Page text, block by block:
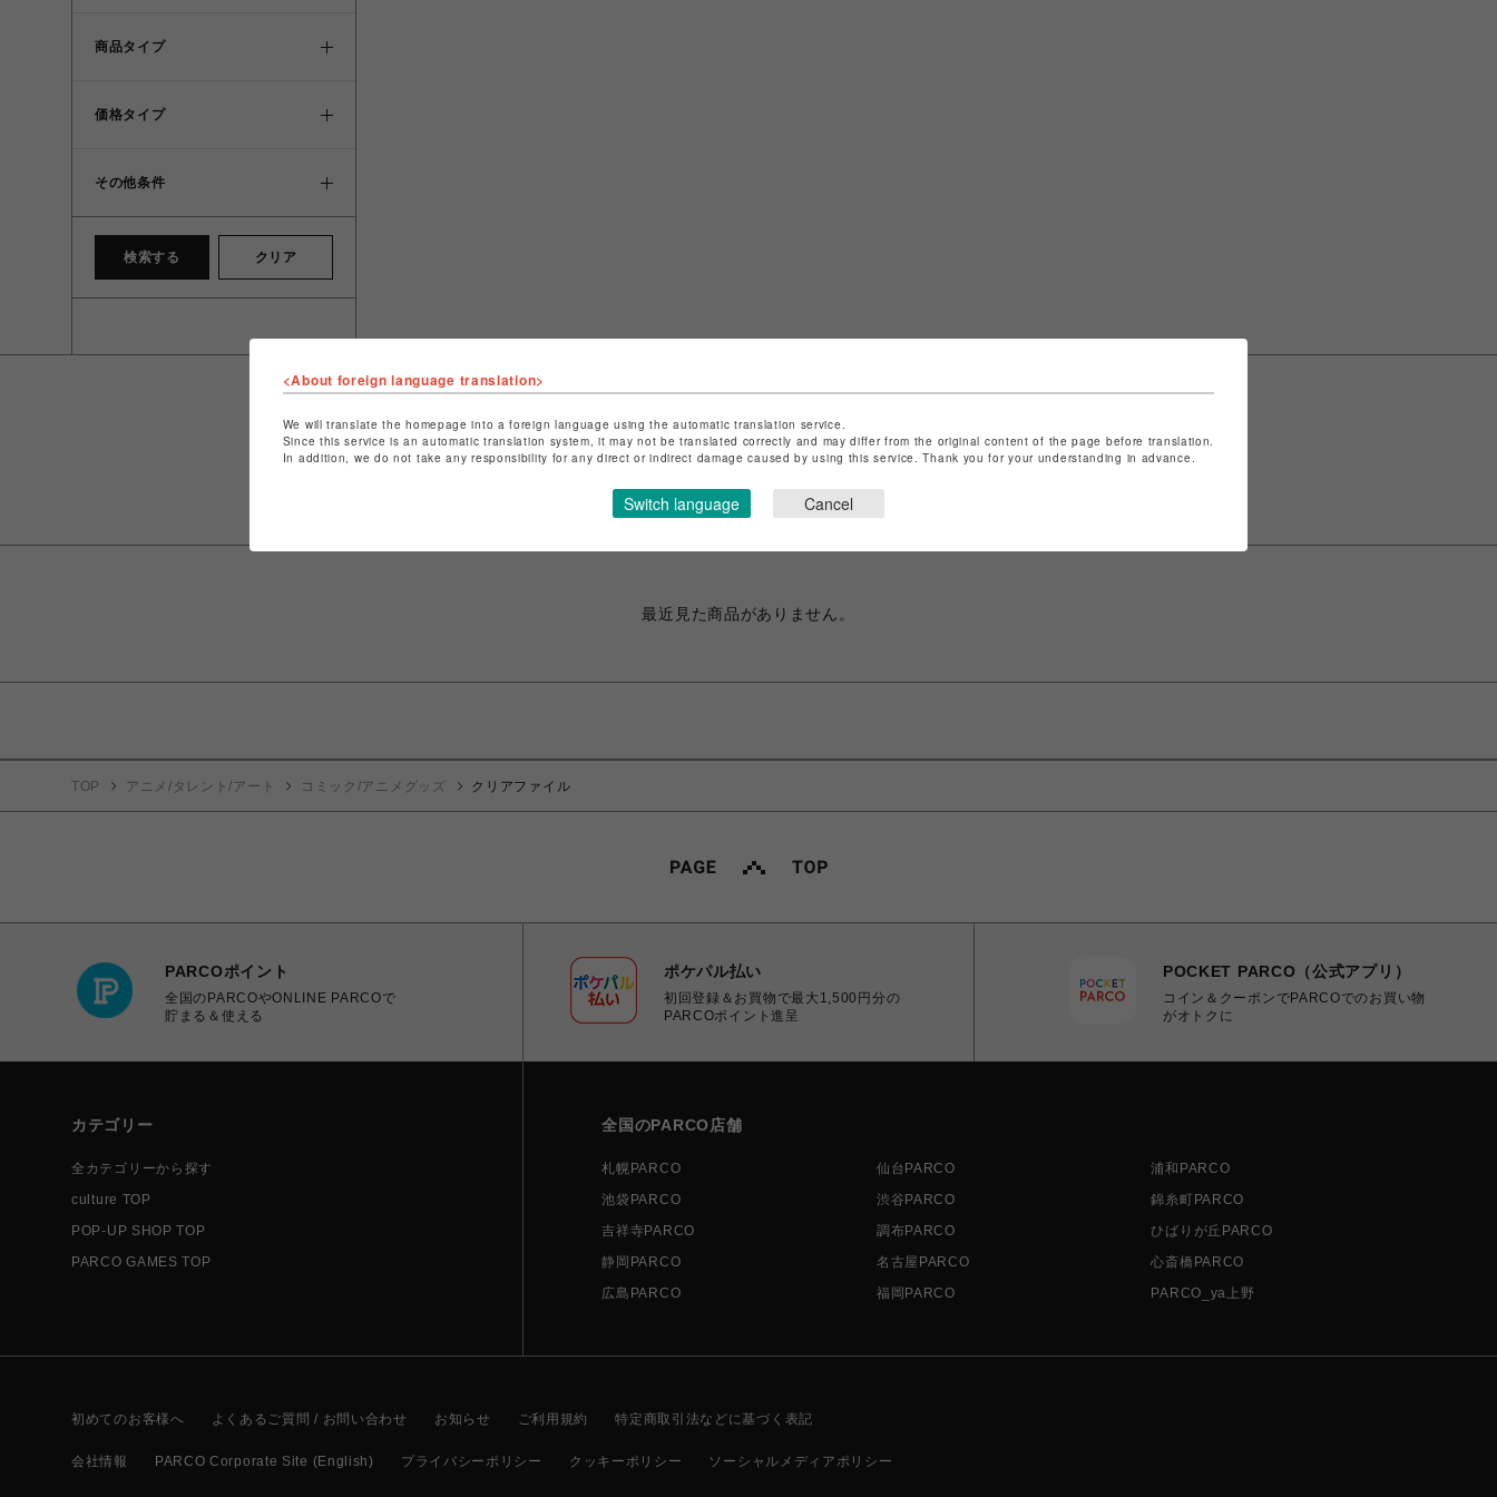
商品タイプ
価格タイプ
その他条件
検索する クリア
CHECKED ITEMS
最近チェックしたアイテム
最近見た商品がありません。
TOP アニメ/タレント/アート コミック/アニメグッズ クリアファイル
PARCOポイント
全国のPARCOやONLINE PARCOで
貯まる＆使える
ポケパル払い
初回登録＆お買物で最大1,500円分の
PARCOポイント進呈
POCKET PARCO（公式アプリ）
コイン＆クーポンでPARCOでのお買い物
がオトクに
カテゴリー
全カテゴリーから探す
culture TOP
POP-UP SHOP TOP
PARCO GAMES TOP
全国のPARCO店舗
札幌PARCO 仙台PARCO
浦和PARCO
池袋PARCO
渋谷PARCO
錦糸町PARCO
吉祥寺PARCO
調布PARCO
ひばりが丘PARCO
静岡PARCO
名古屋PARCO
心斎橋PARCO
広島PARCO
福岡PARCO PARCO_ya上野
初めてのお客様へ よくあるご質問 / お問い合わせ お知らせ ご利用規約 特定商取引法などに基づく表記
会社情報 PARCO Corporate Site (English) プライバシーポリシー クッキーポリシー ソーシャルメディアポリシー
<About foreign language translation>
We will translate the homepage into a foreign language using the automatic translation service.
Since this service is an automatic translation system, it may not be translated correctly and may differ from the original content of the page before translation.
In addition, we do not take any responsibility for any direct or indirect damage caused by using this service. Thank you for your understanding in advance.
Switch language Cancel